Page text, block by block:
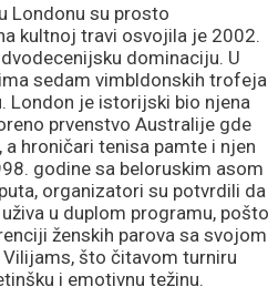
Londonu su prosto
kultnoj travi osvojila je 2002.
dominaciju. U
sedam vimbldonskih trofeja
London je istorijski bio njena
prvenstvo Australije gde
hroničari tenisa pamte i njen
godine sa beloruskim asom
organizatori su potvrdili da
u duplom programu, pošto
ženskih parova sa svojom
što čitavom turniru
i emotivnu težinu.